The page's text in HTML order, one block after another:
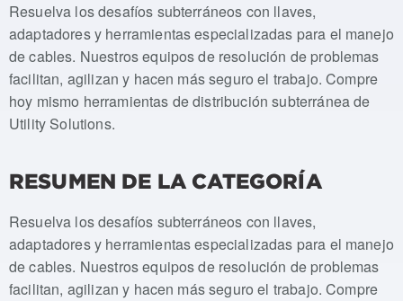
Resuelva los desafíos subterráneos con llaves,
adaptadores y herramientas especializadas para el manejo
de cables. Nuestros equipos de resolución de problemas
facilitan, agilizan y hacen más seguro el trabajo. Compre
hoy mismo herramientas de distribución subterránea de
Utility Solutions.
RESUMEN DE LA CATEGORÍA
Resuelva los desafíos subterráneos con llaves,
adaptadores y herramientas especializadas para el manejo
de cables. Nuestros equipos de resolución de problemas
facilitan, agilizan y hacen más seguro el trabajo. Compre